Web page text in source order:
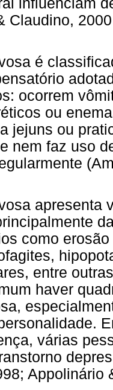
influenciam
Claudino,
é
ocorrem
ou
jejuns ou
nem faz uso
apresenta
como
entre
haver
várias
Appolinário